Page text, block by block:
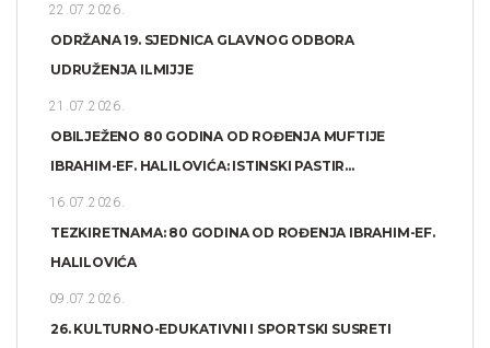
22.07.2026.
ODRŽANA 19. SJEDNICA GLAVNOG ODBORA
UDRUŽENJA ILMIJJE
21.07.2026.
OBILJEŽENO 80 GODINA OD ROĐENJA MUFTIJE
IBRAHIM-EF. HALILOVIĆA: ISTINSKI PASTIR...
16.07.2026.
TEZKIRETNAMA: 80 GODINA OD ROĐENJA IBRAHIM-EF.
HALILOVIĆA
09.07.2026.
26. KULTURNO-EDUKATIVNI I SPORTSKI SUSRETI